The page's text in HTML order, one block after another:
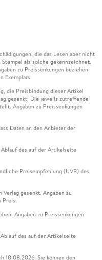
die das Lesen aber nicht
als solche gekennzeichnet.
zu Preissenkungen beziehen
Exemplars.
die Preisbindung dieser Artikel
gesenkt. Die jeweils zutreffende
Angaben zu Preissenkungen
Daten an den Anbieter der
des auf der Artikelseite
Preisempfehlung (UVP) des
gesenkt. Angaben zu
Preis.
Angaben zu Preissenkungen
des auf der Artikelseite
10.08.2026. Sie können den